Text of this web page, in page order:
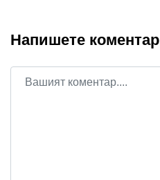
Напишете коментар